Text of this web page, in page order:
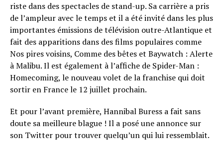
riste dans des spec­tacles de stand-up. Sa carrière a pris
de l’am­pleur avec le temps et il a été invité dans les plus
impor­tantes émis­sions de télé­vi­sion outre-Atlan­tique et
fait des appa­ri­tions dans des films popu­laires comme
Nos pires voisins, Comme des bêtes et Baywatch : Alerte
à Malibu. Il est égale­ment à l’af­fiche de Spider-Man :
Home­co­ming, le nouveau volet de la fran­chise qui doit
sortir en France le 12 juillet prochain.
Et pour l’avant première, Hannibal Buress a fait sans
doute sa meilleure blague ! Il a posé une annonce sur
son Twitter pour trouver quelqu’un qui lui ressemblait.